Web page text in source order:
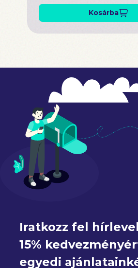
Kosárba
Iratkozz fel
15%
egyedi